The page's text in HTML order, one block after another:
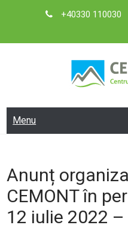
+40330 110030
CE-MONT
Menu
Anunț
CEMONT în
12 iulie 2022